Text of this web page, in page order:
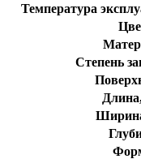
Температура
Степень